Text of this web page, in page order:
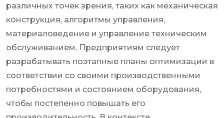
различных точек зрения, таких как механическая
конструкция, алгоритмы управления,
материаловедение и управление техническим
обслуживанием. Предприятиям следует
разрабатывать поэтапные планы оптимизации в
соответствии со своими производственными
потребностями и состоянием оборудования,
чтобы постепенно повышать его